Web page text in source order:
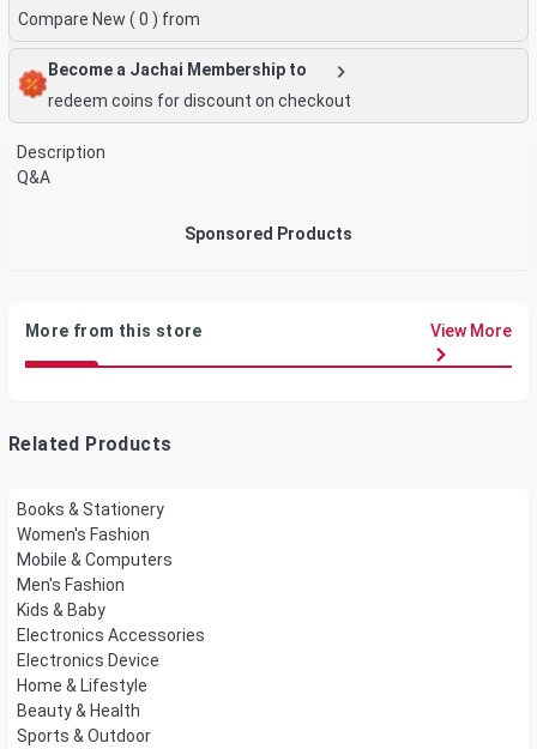
Compare New ( 0 ) from
Become a Jachai Membership to
redeem coins for discount on checkout
Description
Q&A
Sponsored Products
More from this store View More
Related Products
Books & Stationery
Women's Fashion
Mobile & Computers
Men's Fashion
Kids & Baby
Electronics Accessories
Electronics Device
Home & Lifestyle
Beauty & Health
Sports & Outdoor